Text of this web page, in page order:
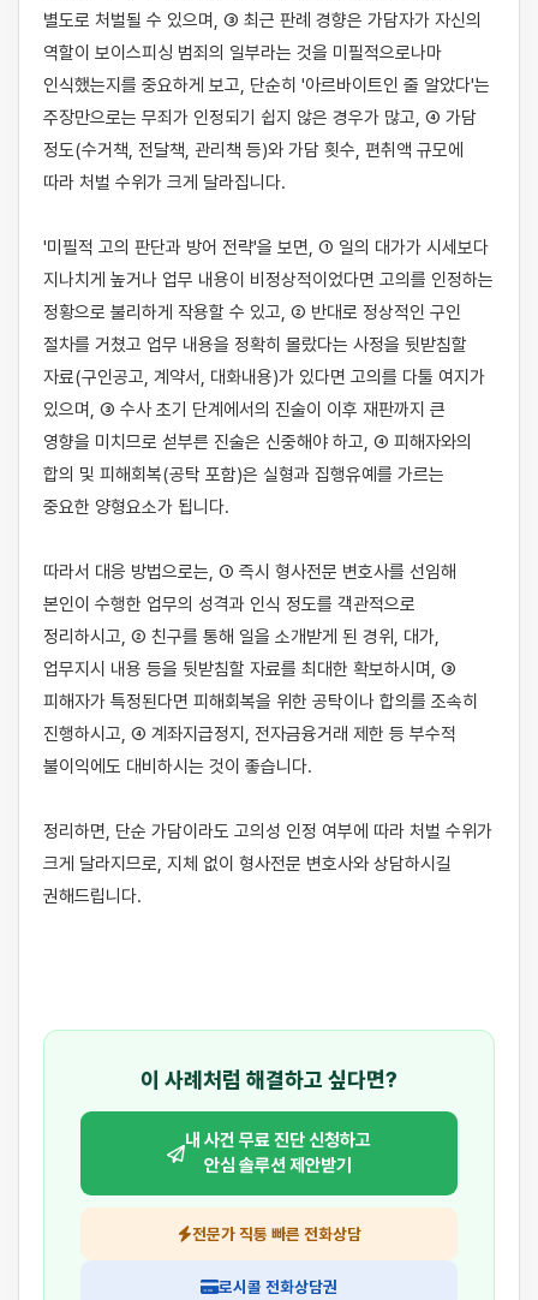
별도로 처벌될 수 있으며, ③ 최근 판례 경향은 가담자가 자신의
역할이 보이스피싱 범죄의 일부라는 것을 미필적으로나마
인식했는지를 중요하게 보고, 단순히 '아르바이트인 줄 알았다'는
주장만으로는 무죄가 인정되기 쉽지 않은 경우가 많고, ④ 가담
정도(수거책, 전달책, 관리책 등)와 가담 횟수, 편취액 규모에
따라 처벌 수위가 크게 달라집니다.
'미필적 고의 판단과 방어 전략'을 보면, ① 일의 대가가 시세보다
지나치게 높거나 업무 내용이 비정상적이었다면 고의를 인정하는
정황으로 불리하게 작용할 수 있고, ② 반대로 정상적인 구인
절차를 거쳤고 업무 내용을 정확히 몰랐다는 사정을 뒷받침할
자료(구인공고, 계약서, 대화내용)가 있다면 고의를 다툴 여지가
있으며, ③ 수사 초기 단계에서의 진술이 이후 재판까지 큰
영향을 미치므로 섣부른 진술은 신중해야 하고, ④ 피해자와의
합의 및 피해회복(공탁 포함)은 실형과 집행유예를 가르는
중요한 양형요소가 됩니다.
따라서 대응 방법으로는, ① 즉시 형사전문 변호사를 선임해
본인이 수행한 업무의 성격과 인식 정도를 객관적으로
정리하시고, ② 친구를 통해 일을 소개받게 된 경위, 대가,
업무지시 내용 등을 뒷받침할 자료를 최대한 확보하시며, ③
피해자가 특정된다면 피해회복을 위한 공탁이나 합의를 조속히
진행하시고, ④ 계좌지급정지, 전자금융거래 제한 등 부수적
불이익에도 대비하시는 것이 좋습니다.
정리하면, 단순 가담이라도 고의성 인정 여부에 따라 처벌 수위가
크게 달라지므로, 지체 없이 형사전문 변호사와 상담하시길
권해드립니다.
이 사례처럼 해결하고 싶다면?
내 사건 무료 진단 신청하고
안심 솔루션 제안받기
전문가 직통 빠른 전화상담
로시콜 전화상담권